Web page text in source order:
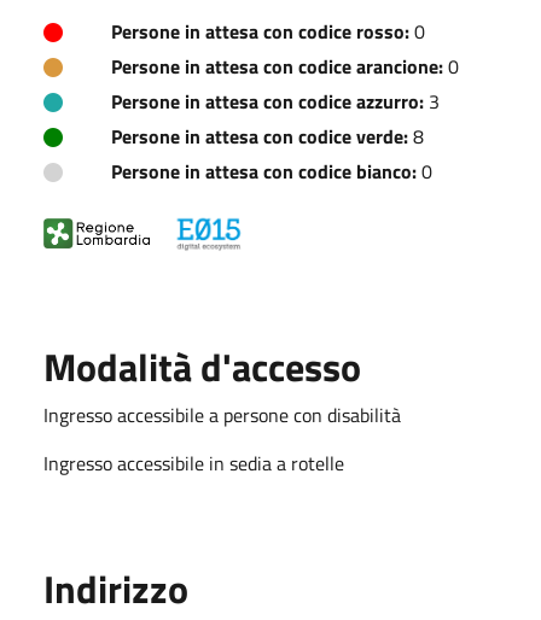
Persone in attesa con codice rosso:0
Persone in attesa con codice arancione:0
Persone in attesa con codice azzurro: 3
Persone in attesa con codice verde:8
Persone in attesa con codice bianco:0
Modalità d'accesso
Ingresso accessibile a persone con disabilità
Ingresso accessibile in sedia a rotelle
Indirizzo